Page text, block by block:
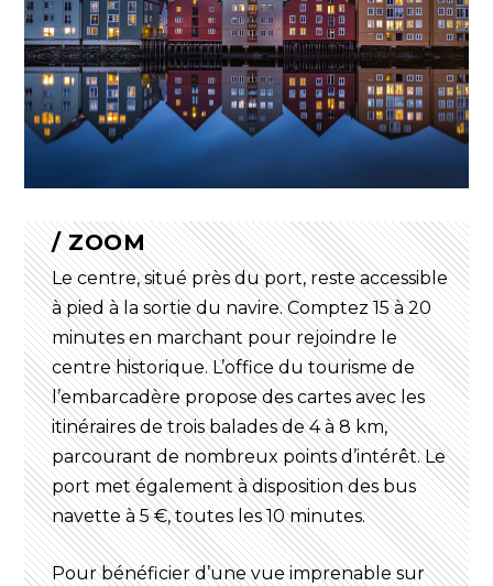
/ ZOOM
Le centre, situé près du port, reste accessible
à pied à la sortie du navire. Comptez 15 à 20
minutes en marchant pour rejoindre le
centre historique. L’office du tourisme de
l’embarcadère propose des cartes avec les
itinéraires de trois balades de 4 à 8 km,
parcourant de nombreux points d’intérêt. Le
port met également à disposition des bus
navette à 5 €, toutes les 10 minutes.
Pour bénéficier d’une vue imprenable sur